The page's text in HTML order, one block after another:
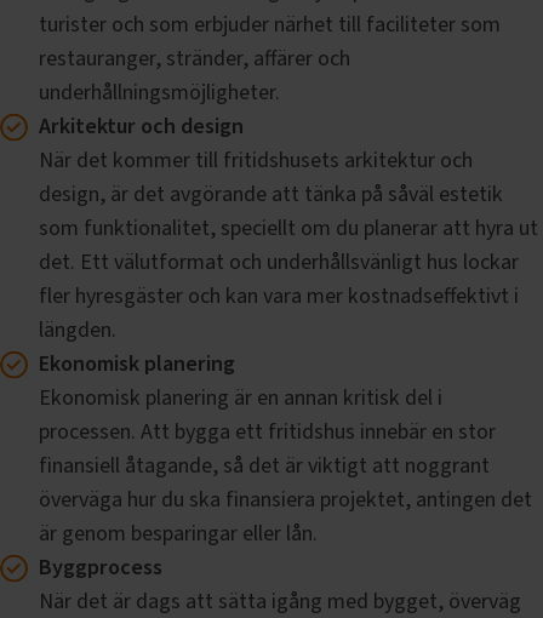
turister och som erbjuder närhet till faciliteter som
restauranger, stränder, affärer och
underhållningsmöjligheter.
Arkitektur och design
När det kommer till fritidshusets arkitektur och
design, är det avgörande att tänka på såväl estetik
som funktionalitet, speciellt om du planerar att hyra ut
det. Ett välutformat och underhållsvänligt hus lockar
fler hyresgäster och kan vara mer kostnadseffektivt i
längden.
Ekonomisk planering
Ekonomisk planering är en annan kritisk del i
processen. Att bygga ett fritidshus innebär en stor
finansiell åtagande, så det är viktigt att noggrant
överväga hur du ska finansiera projektet, antingen det
är genom besparingar eller lån.
Byggprocess
När det är dags att sätta igång med bygget, överväg